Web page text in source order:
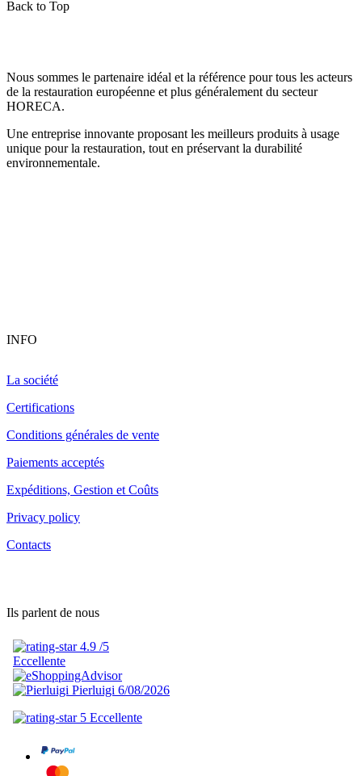
Back to Top
Nous sommes le partenaire idéal et la référence pour tous les acteurs
de la restauration européenne et plus généralement du secteur
HORECA.
Une entreprise innovante proposant les meilleurs produits à usage
unique pour la restauration, tout en préservant la durabilité
environnementale.
INFO
La société
Certifications
Conditions générales de vente
Paiements acceptés
Expéditions, Gestion et Coûts
Privacy policy
Contacts
Ils parlent de nous